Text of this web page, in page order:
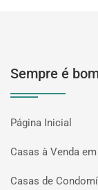
Sempre é
Página Inicial
Casas à Venda
Casas de